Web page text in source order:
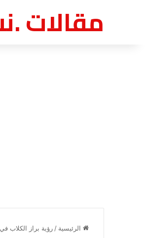
مقالات
الرئيسية / رؤية براز الكلاب